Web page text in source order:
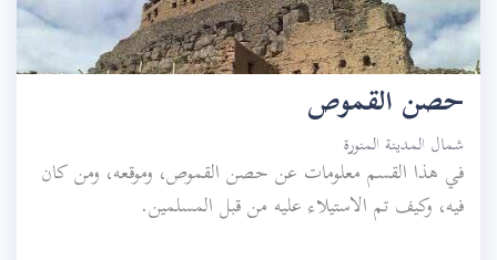
حصن القموص
شمال المدينة المنورة
في هذا القسم معلومات عن حصن القموص، وموقعه، ومن كان
فيه، وكيف تم الاستيلاء عليه من قبل المسلمين.